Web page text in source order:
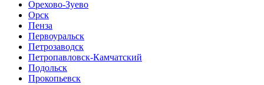
Орехово-Зуево
Орск
Пенза
Первоуральск
Петрозаводск
Петропавловск-Камчатский
Подольск
Прокопьевск